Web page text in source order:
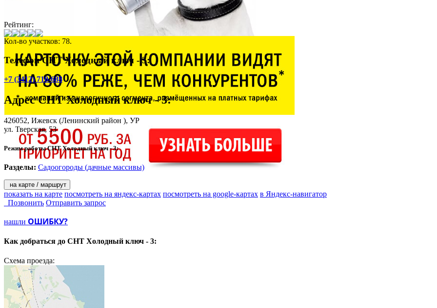
Рейтинг:
Кол-во участков: 78.
Телефон СНТ Холодный ключ - 3:
+7 (3412) 710-688
АдресСНТ Холодный ключ - 3:
426052, Ижевск (Ленинский район ), УР
ул. Тверская, 53
Режим работы СНТ Холодный ключ - 3:
Разделы: Садоогороды (дачные массивы)
на карте / маршрут
показать на карте посмотреть на яндекс-картах посмотреть на google-картах в Яндекс-навигатор
Позвонить Отправить запрос
нашли ОШИБКУ?
Как добраться до СНТ Холодный ключ - 3:
Схема проезда: